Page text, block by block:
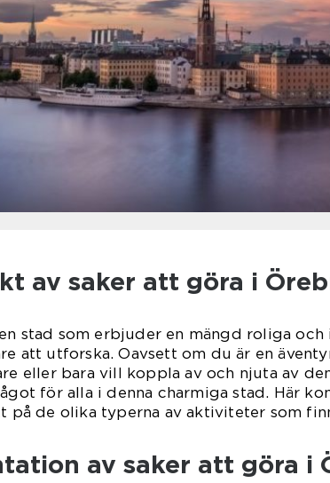
av saker att göra i
stad som erbjuder en mängd roliga
att utforska. Oavsett om du är en
eller bara vill koppla av och njuta av
för alla i denna charmiga stad. Här
på de olika typerna av aktiviteter som
av saker att göra i